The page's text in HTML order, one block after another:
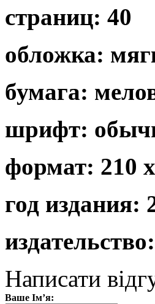
страниц: 40
обложка:
бумага:
шрифт:
формат: 210
год издания:
Написати
Ваше Ім’я: